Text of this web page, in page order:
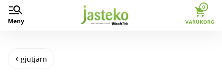
Meny
0
VARUKORG
gjutjärn